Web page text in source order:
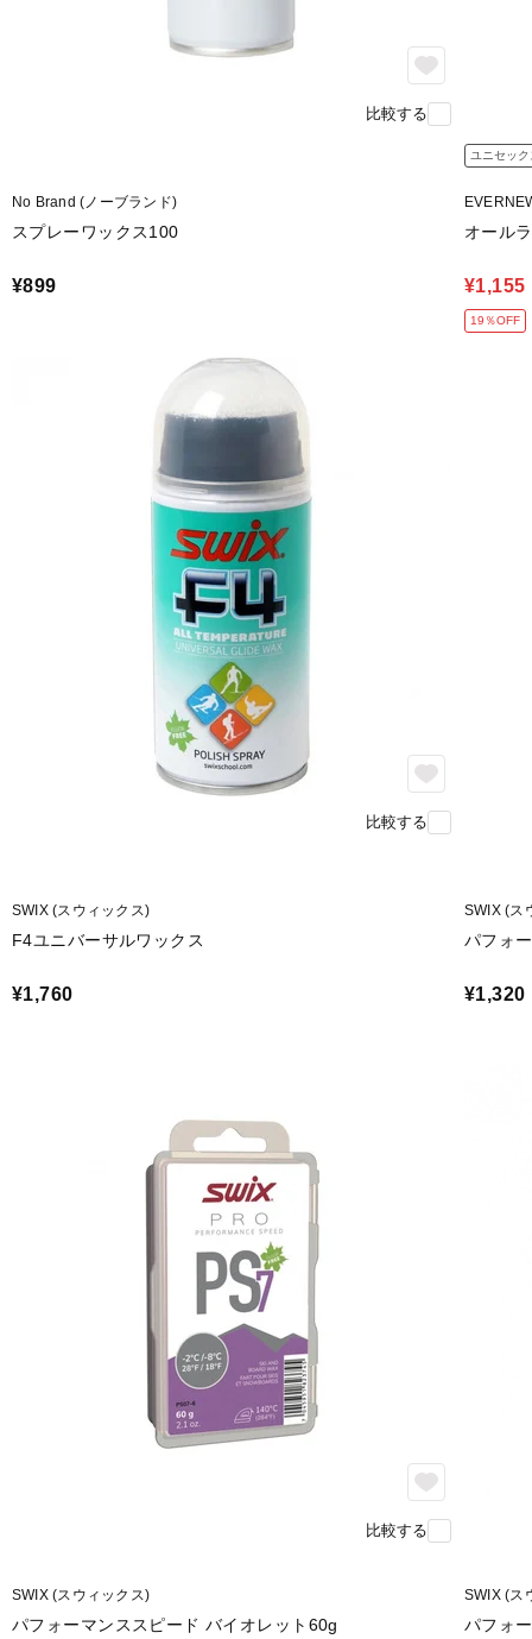
比較する
No Brand (ノーブランド)
スプレーワックス100
¥899
ユニセック
オール
¥1,155
19％OFF
比較する
SWIX (スウィックス)
F4ユニバーサルワックス
¥1,760
SWIX (ス
パフォ
¥1,320
比較する
SWIX (スウィックス)
パフォーマンススピード バイオレット60g
SWIX (ス
パフォ